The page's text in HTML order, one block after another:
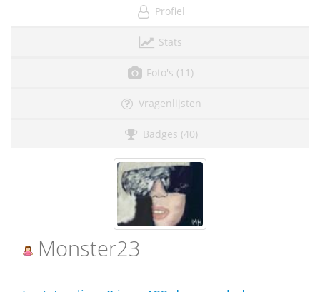
Profiel
Stats
Foto's (11)
Vragenlijsten
Badges (40)
Monster23